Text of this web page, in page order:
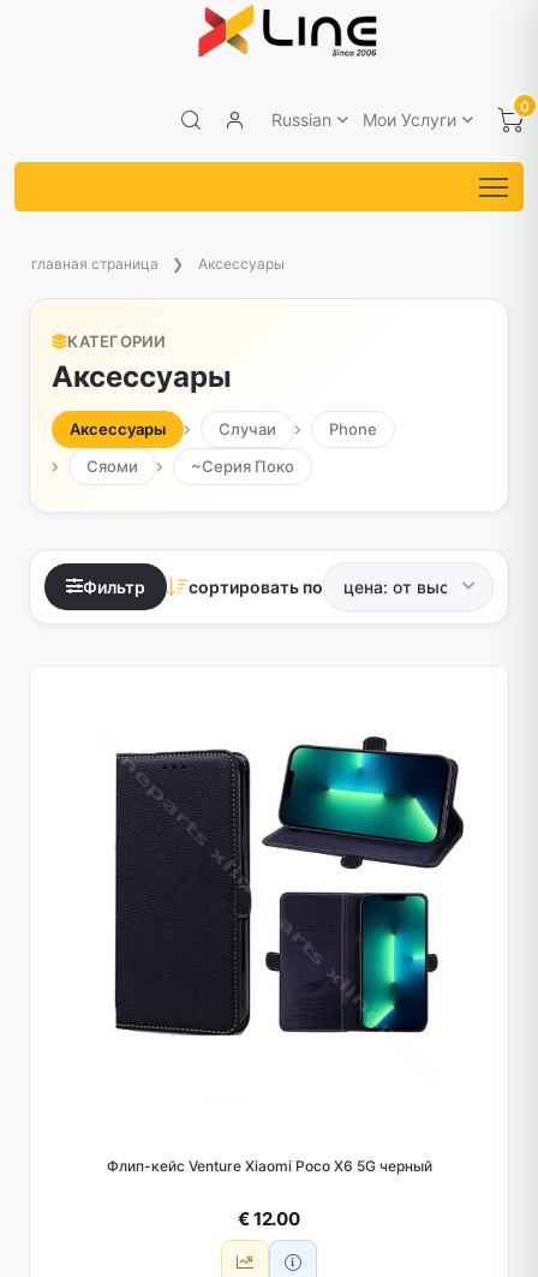
Russian Мои Услуги
0
главная страница Аксессуары
КАТЕГОРИИ
Аксессуары
Аксессуары Случаи
Phone
Сяоми
~Серия Поко
Фильтр сортировать по
Флип-кейс Venture Xiaomi Poco X6 5G черный
€ 12.00